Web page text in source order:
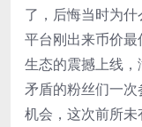
了，后悔当时为
平台刚出来币价
生态的震撼上线
矛盾的粉丝们一
机会，这次前所